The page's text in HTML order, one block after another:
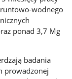
wodnego
ponad 3,7 Mg
badania
prowadzonej